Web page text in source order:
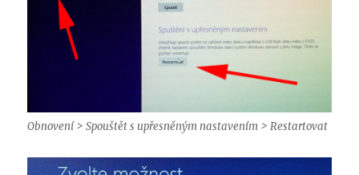
Obnovení > Spouštět s upřesněným nastavením > Restartovat